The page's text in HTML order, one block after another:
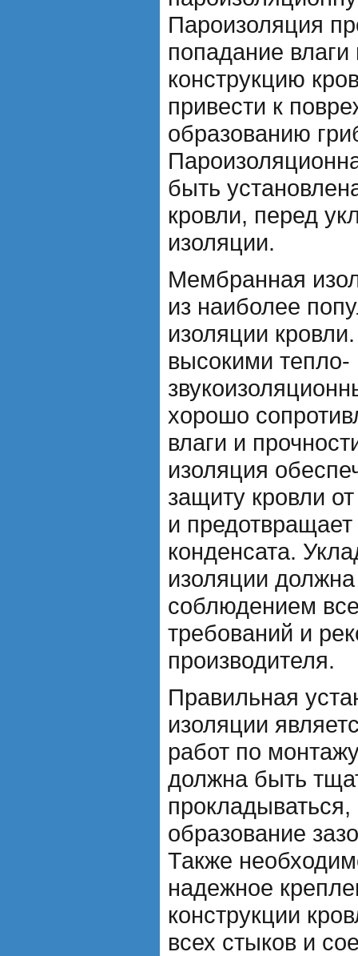
Пароизоляция
попадание
конструкцию
привести к
образованию
быть
кровли, перед
изоляции.
Мембранная
из наиболее
изоляции
высокими тепло-
хорошо
влаги и
изоляция
защиту кровли
и
конденсата.
изоляции
соблюдением
требований и
производителя.
Правильная
изоляции
работ по
должна быть
образование
Также
надежное
конструкции
всех стыков и